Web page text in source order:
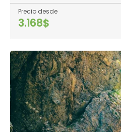
Precio desde
3.168$